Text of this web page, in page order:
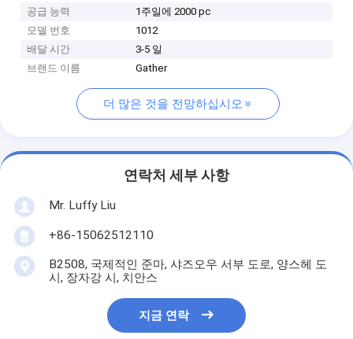
공급 능력
1주일에 2000 pc
모델 번호
1012
배달 시간
3-5 일
브랜드 이름
Gather
더 많은 것을 전망하십시오
연락처 세부 사항
Mr. Luffy Liu
+86-15062512110
B2508, 국제적인 준마, 샤즈오우 서부 도로, 양스헤 도
시, 장자강 시, 치안스
지금 연락